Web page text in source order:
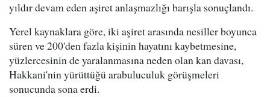
yıldır devam eden aşiret anlaşmazlığı barışla sonuçlandı.
Yerel kaynaklara göre, iki aşiret arasında nesiller boyunca
süren ve 200'den fazla kişinin hayatını kaybetmesine,
yüzlercesinin de yaralanmasına neden olan kan davası,
Hakkani'nin yürüttüğü arabuluculuk görüşmeleri
sonucunda sona erdi.